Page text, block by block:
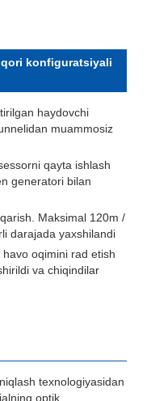
konfiguratsiyali
haydovchi
muammosiz
qayta ishlash
generatori bilan
Maksimal 120m /
darajada yaxshilandi
oqimini rad etish
va chiqindilar
texnologiyasidan
optik